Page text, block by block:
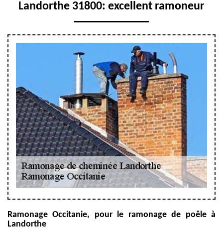
Landorthe 31800: excellent ramoneur
Ramonage Occitanie, pour le ramonage de poêle à
Landorthe